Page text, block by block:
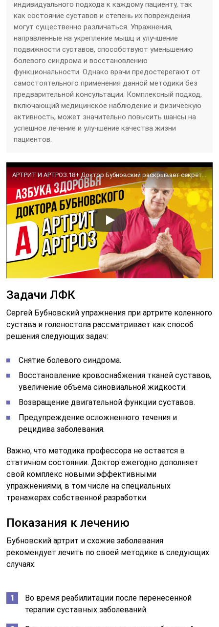
индивидуального подхода к каждому пациенту, так
как состояние суставов и степень их повреждения
могут существенно различаться. Упражнения,
направленные на укрепление мышц и улучшение
подвижности суставов, способствуют уменьшению
болевого синдрома и восстановлению
функциональности. Однако врачи предостерегают от
самостоятельного применения данной методики без
предварительной консультации. Комплексный подход,
включающий медицинское наблюдение и физическую
активность, может значительно повысить шансы на
успешное лечение и улучшение качества жизни
пациентов.
АРТРИТ И АРТРОЗ.18+ Доктор Бубновский раскрывает секреты лечения
Задачи ЛФК
Сергей Бубновский упражнения при артрите коленного
сустава и голеностопа рассматривает как способ
решения следующих задач:
Снятие болевого синдрома.
Восстановление кровоснабжения тканей суставов,
увеличение объема синовиальной жидкости.
Возвращение двигательной функции суставов.
Предупреждение осложненного течения и
рецидива заболевания.
Важно, что методика профессора не остается в
статичном состоянии. Доктор ежегодно дополняет
свой комплекс новыми эффективными
упражнениями, в том числе на специальных
тренажерах собственной разработки.
Показания к лечению
Бубновский артрит и схожие заболевания
рекомендует лечить по своей методике в следующих
случаях:
Во время реабилитации после перенесенной
терапии суставных заболеваний.